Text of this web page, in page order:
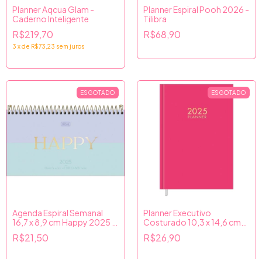
Planner Aqcua Glam -
Caderno Inteligente
R$219,70
3 xde R$73,23 sem juros
Planner Espiral Pooh 2026 -
Tilibra
R$68,90
ESGOTADO
Agenda Espiral Semanal
16,7 x 8,9 cm Happy 2025 -
Lilás e Azul - Tilibra
R$21,50
ESGOTADO
Planner Executivo
Costurado 10,3 x 14,6 cm
Rosa 2025 - Tilibra
R$26,90